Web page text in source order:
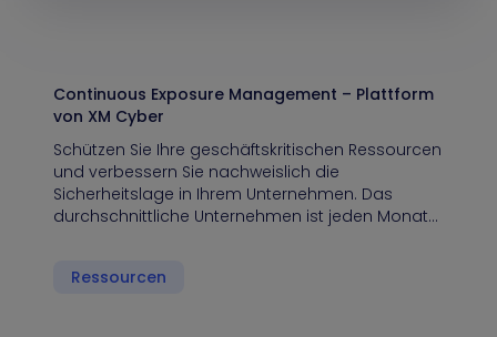
Continuous Exposure Management – Plattform
von XM Cyber
Schützen Sie Ihre geschäftskritischen Ressourcen
und verbessern Sie nachweislich die
Sicherheitslage in Ihrem Unternehmen. Das
durchschnittliche Unternehmen ist jeden Monat…
Ressourcen